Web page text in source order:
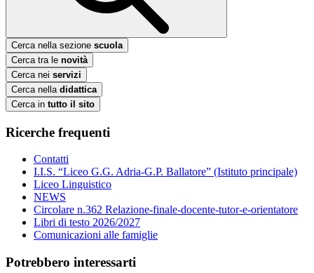
Cerca nella sezione scuola
Cerca tra le novità
Cerca nei servizi
Cerca nella didattica
Cerca in tutto il sito
Ricerche frequenti
Contatti
I.I.S. “Liceo G.G. Adria-G.P. Ballatore” (Istituto principale)
Liceo Linguistico
NEWS
Circolare n.362 Relazione-finale-docente-tutor-e-orientatore
Libri di testo 2026/2027
Comunicazioni alle famiglie
Potrebbero interessarti